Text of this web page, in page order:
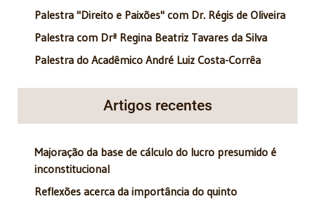
Palestra "Direito e Paixões" com Dr. Régis de Oliveira
Palestra com Drª Regina Beatriz Tavares da Silva
Palestra do Acadêmico André Luiz Costa-Corrêa
Artigos recentes
Majoração da base de cálculo do lucro presumido é
inconstitucional
Reflexões acerca da importância do quinto